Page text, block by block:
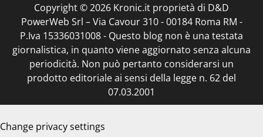
Copyright © 2026 Kronic.it proprietà di D&D
PowerWeb Srl – Via Cavour 310 - 00184 Roma RM -
P.Iva 15336031008 - Questo blog non è una testata
giornalistica, in quanto viene aggiornato senza alcuna
periodicità. Non può pertanto considerarsi un
prodotto editoriale ai sensi della legge n. 62 del
07.03.2001
Change privacy settings